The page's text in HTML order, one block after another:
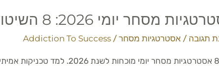
מסחר יומי 2026: 8 השיטות שעובדות באמת על השוק האמריקאי
תגובה / אסטרטגיות מסחר /
Addiction To Success